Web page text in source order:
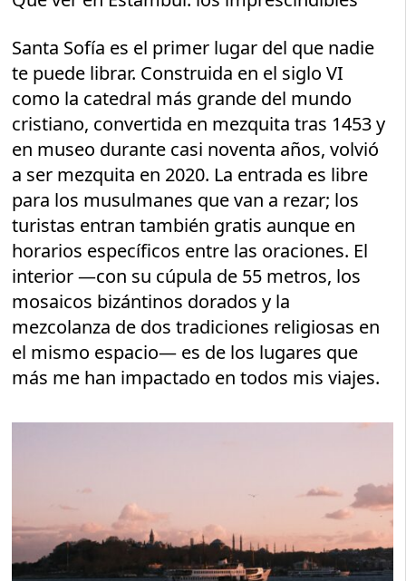
Santa Sofía es el primer lugar del que nadie
te puede librar. Construida en el siglo VI
como la catedral más grande del mundo
cristiano, convertida en mezquita tras 1453 y
en museo durante casi noventa años, volvió
a ser mezquita en 2020. La entrada es libre
para los musulmanes que van a rezar; los
turistas entran también gratis aunque en
horarios específicos entre las oraciones. El
interior —con su cúpula de 55 metros, los
mosaicos bizántinos dorados y la
mezcolanza de dos tradiciones religiosas en
el mismo espacio— es de los lugares que
más me han impactado en todos mis viajes.